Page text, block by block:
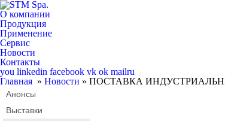
О компании
Продукция
Применение
Сервис
Новости
Контакты
you linkedin facebook vk ok mailru
Главная » Новости » ПОСТАВКА
Анонсы
Выставки